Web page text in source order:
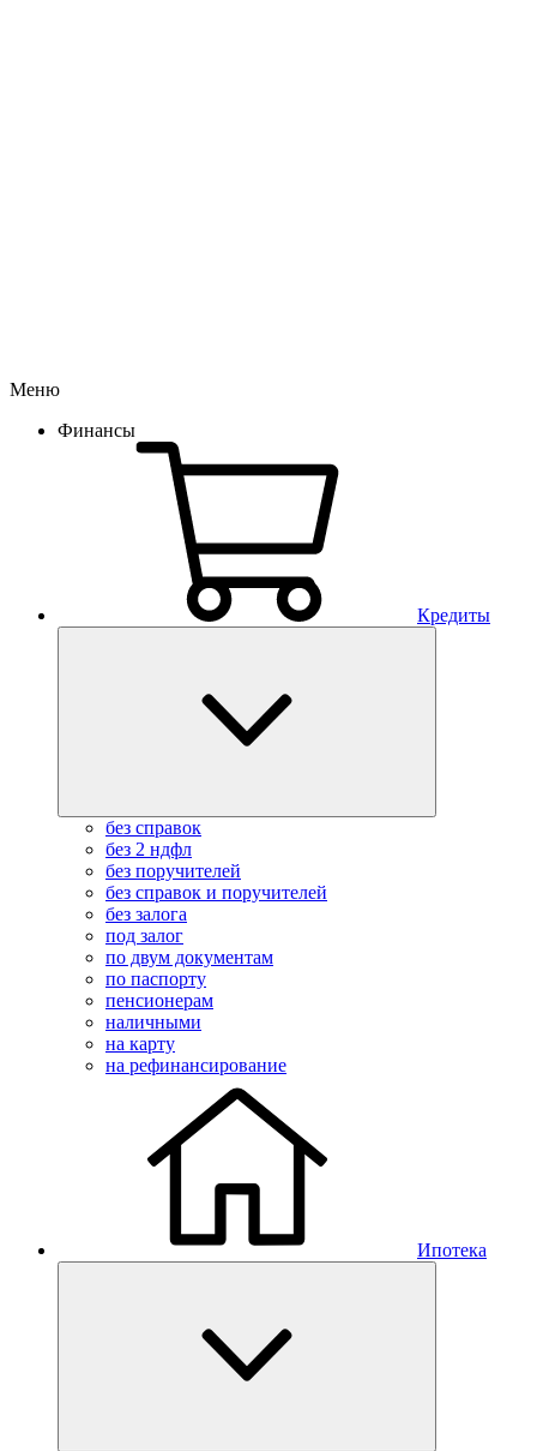
Меню
Финансы
Кредиты
без справок
без 2 ндфл
без поручителей
без справок и поручителей
без залога
под залог
по двум документам
по паспорту
пенсионерам
наличными
на карту
на рефинансирование
Ипотека